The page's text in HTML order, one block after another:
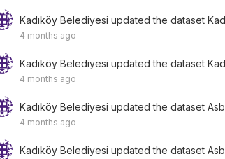
Kadıköy Belediyesi updated the dataset
4 months ago
Kadıköy Belediyesi updated the dataset
4 months ago
Kadıköy Belediyesi updated the dataset
4 months ago
Kadıköy Belediyesi updated the dataset